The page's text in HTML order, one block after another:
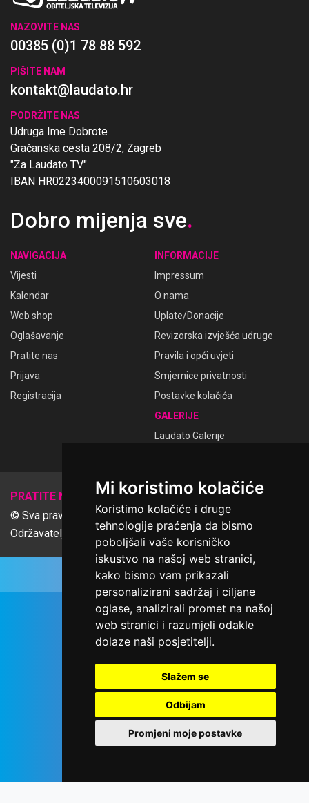
Mi koristimo kolačiće
Koristimo kolačiće i druge
tehnologije praćenja da bismo
poboljšali vaše korisničko
iskustvo na našoj web stranici,
kako bismo vam prikazali
personalizirani sadržaj i ciljane
oglase, analizirali promet na našoj
web stranici i razumjeli odakle
dolaze naši posjetitelji.
Slažem se
Odbijam
Promjeni moje postavke
NAZOVITE NAS
00385 (0)1 78 88 592
PIŠITE NAM
kontakt@laudato.hr
PODRŽITE NAS
Udruga Ime Dobrote
Gračanska cesta 208/2, Zagreb
"Za Laudato TV"
IBAN HR0223400091510603018
Dobro mijenja sve.
NAVIGACIJA
Vijesti
Kalendar
Web shop
Oglašavanje
Pratite nas
Prijava
Registracija
INFORMACIJE
Impressum
O nama
Uplate/Donacije
Revizorska izvješća udruge
Pravila i opći uvjeti
Smjernice privatnosti
Postavke kolačića
GALERIJE
Laudato Galerije
PRATITE NAS 𝕏
© Sva prava pridržana Udruga Ime dobrote
Održavatelj Netcom d.o.o., Riva 6, Rijeka